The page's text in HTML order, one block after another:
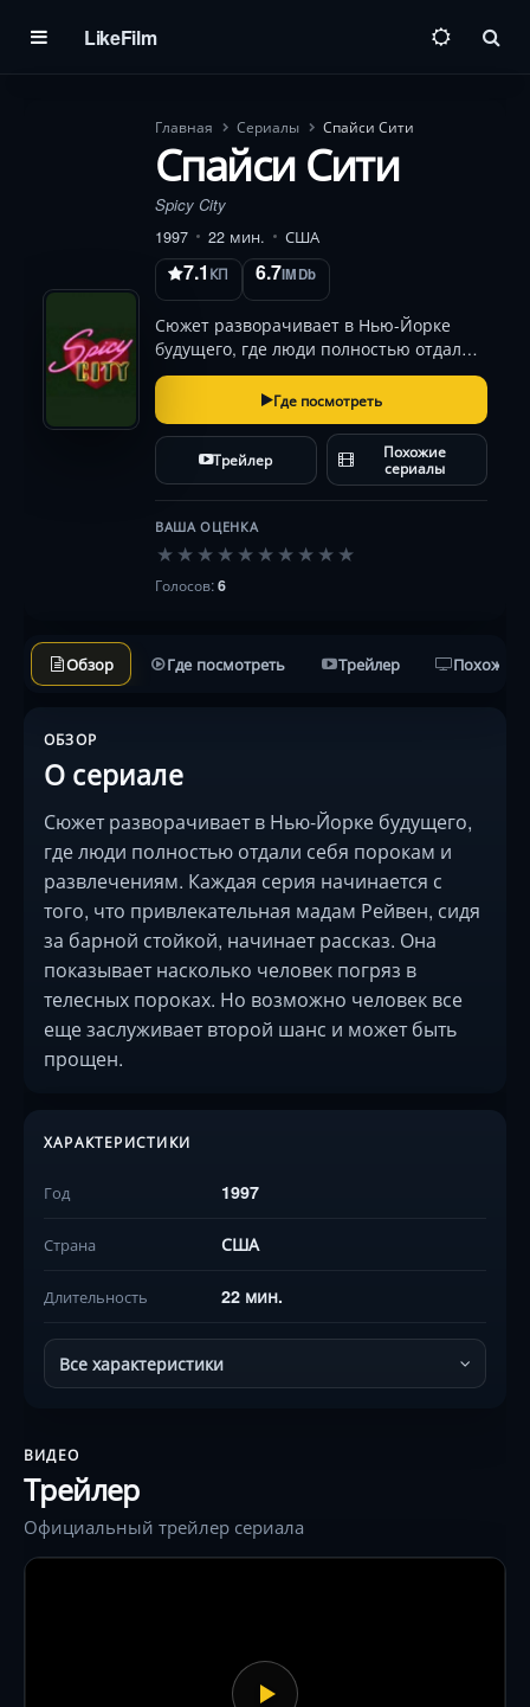
LikeFilm
Главная Сериалы Спайси Сити
Спайси Сити
Spicy City
1997
22 мин. США
7.1 КП 6.7IMDb
Сюжет разворачивает в Нью-Йорке
будущего, где люди полностью отдали
себя порокам и развлечениям. Каждая
серия начинается с того, что
привлекательная мадам Рейвен, сидя
за барной стойкой, начинает рассказ.
Она показывает …
Где посмотреть
Трейлер Похожие
сериалы
ВАША ОЦЕНКА
★ ★ ★ ★ ★ ★ ★ ★ ★ ★
Голосов:6
Обзор Где посмотреть Трейлер Похожие
ОБЗОР
О сериале
Сюжет разворачивает в Нью-Йорке будущего,
где люди полностью отдали себя порокам и
развлечениям. Каждая серия начинается с
того, что привлекательная мадам Рейвен, сидя
за барной стойкой, начинает рассказ. Она
показывает насколько человек погряз в
телесных пороках. Но возможно человек все
еще заслуживает второй шанс и может быть
прощен.
ХАРАКТЕРИСТИКИ
Год 1997
Страна США
Длительность 22 мин.
Все характеристики
ВИДЕО
Трейлер
Официальный трейлер сериала